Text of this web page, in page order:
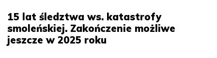
15 lat śledztwa ws. katastrofy
smoleńskiej. Zakończenie możliwe
jeszcze w 2025 roku